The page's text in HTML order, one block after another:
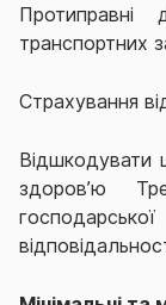
Протиправні
транспортних
Страхування
Відшкодувати
здоров’ю